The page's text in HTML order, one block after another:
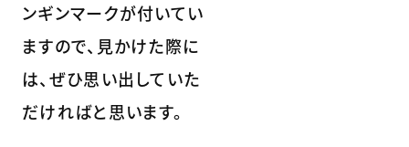
ンギンマークが付いてい
ますので、見かけた際に
は、ぜひ思い出していた
だければと思います。